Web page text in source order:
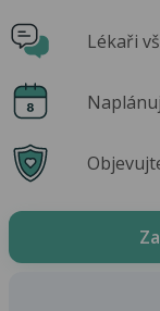
Lékaři